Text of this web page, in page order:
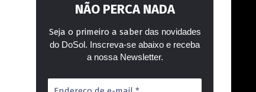
NÃO PERCA NADA
Seja o primeiro a saberdas novidades
do DoSol. Inscreva-se abaixo e receba
a nossa Newsletter.
Endereço